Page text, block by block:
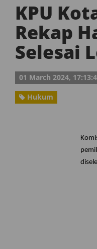
KPU
Rekap
Selesai
01 March 2024,
Hukum